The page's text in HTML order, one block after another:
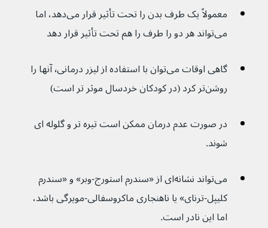
معمولاً یک طرف بدن را تحت تأثیر قرار می‌دهد، اما
می‌تواند هر دو را طرف را هم تحت تأثیر قرار دهد
گاهی اوقات می‌توان با استفاده از لیزر درمانی٬ آنها را
روشن‌تر کرد (در کودکان خردسال موثر تر است)
در صورت عدم درمان ممکن است تیره تر و گلوله ای
شوند.
می‌تواند نشانه‌ای از «سندرم استورج-وبر» و «سندرم
کلیپل-ترنای» یا ناهنجاری ماکروسفالی-مویرگی باشد،
اما این نادر است.